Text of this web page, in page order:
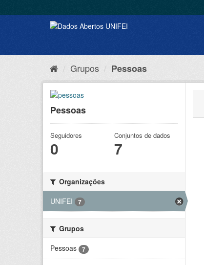
Grupos Pessoas
Pessoas
Seguidores
0
Conjuntos de dados
7
Organizações
UNIFEI
7
Grupos
Pessoas
7